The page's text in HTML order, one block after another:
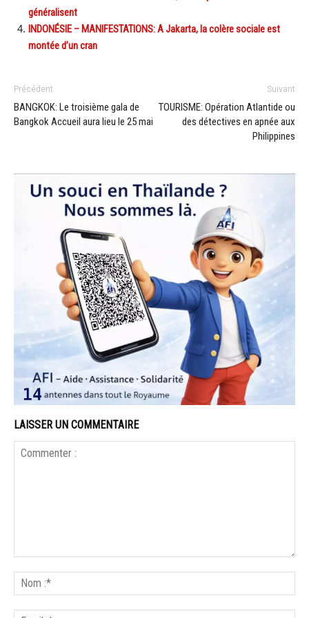
généralisent
INDONÉSIE – MANIFESTATIONS: A Jakarta, la colère sociale est
montée d’un cran
Précédent
BANGKOK: Le troisième gala de
Bangkok Accueil aura lieu le 25 mai
Suivant
TOURISME: Opération Atlantide ou
des détectives en apnée aux
Philippines
LAISSER UN COMMENTAIRE